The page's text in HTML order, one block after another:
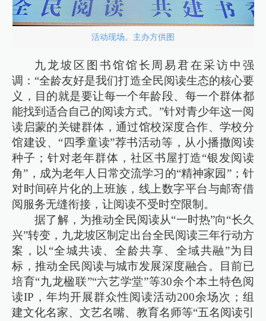
活动现场。主办方供图
九龙坡区图书馆馆长周易君在采访中强
调：“全龄友好是我们打造全民阅读生态的核心要
义，目的就是要让每一个年龄段、每一个群体都
能找到适合自己的阅读方式。”针对青少年这一阅
读启蒙的关键群体，通过馆校深度合作、学校分
馆建设、“四季童读”荐书活动等，从小播撒阅读
种子；针对老年群体，社区书屋打造“银发阅读
角”，成为老年人日常交流学习的“精神家园”；针
对时间碎片化的上班族，线上数字平台与邮寄借
阅服务无缝衔接，让阅读不受时空限制。
据了解，为推动全民阅读从“一时热”向“长久
兴”转变，九龙坡区制定出台全民阅读三年行动方
案，以“全城共读、全龄共享、全域共融”为目
标，推动全民阅读与城市发展深度融合。目前已
培育“九龙楹联”“六艺学堂”等30余个本土特色阅
读IP，年均开展群众性阅读活动200余场次；组
建文化名家、文艺名嘴、教育名师等“五名阅读引